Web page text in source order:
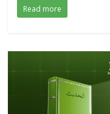
Read more